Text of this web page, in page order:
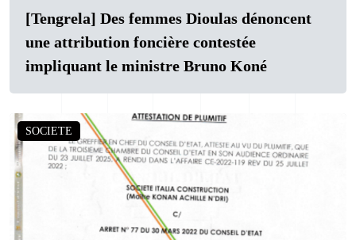
[Tengrela] Des femmes Dioulas dénoncent
une attribution foncière contestée
impliquant le ministre Bruno Koné
SOCIETE